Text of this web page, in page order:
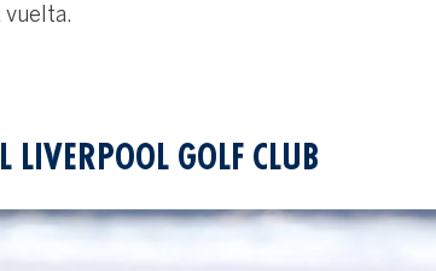
vuelta.
GOLF CLUB